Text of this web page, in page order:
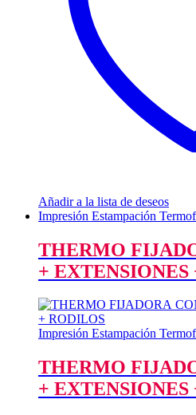
Añadir a la lista de deseos
Impresión Estampación
THERMO
+
Impresión Estampación
THERMO
+